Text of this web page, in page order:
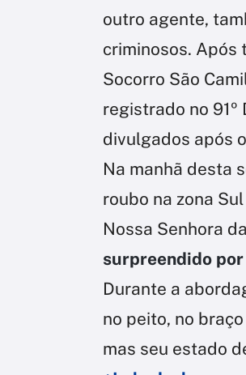
outro agente,
criminosos. Após
Socorro São
registrado no
divulgados após
Na manhã desta
roubo na zona
Nossa Senhora
surpreendido
Durante a
no peito, no
mas seu estado